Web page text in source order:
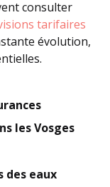
consulter
tarifaires
évolution,
les Vosges
des eaux